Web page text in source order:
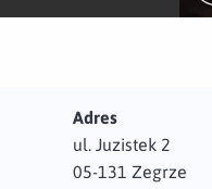
Adres
ul. Juzistek 2
05-131 Zegrze